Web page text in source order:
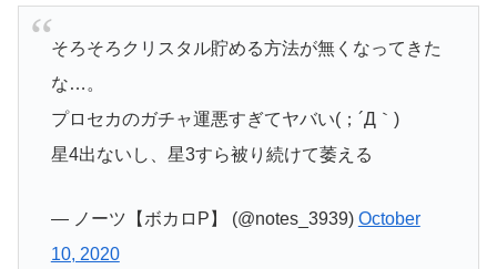
そろそろクリスタル貯める方法が無くなってきた
な…。
プロセカのガチャ運悪すぎてヤバい(；´Д｀)
星4出ないし、星3すら被り続けて萎える
— ノーツ【ボカロP】 (@notes_3939) October
10, 2020